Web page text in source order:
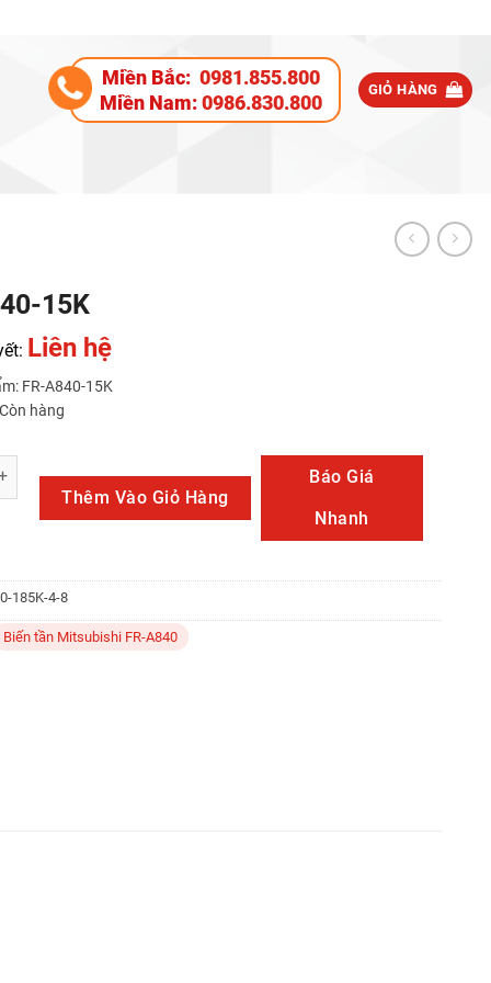
Miền Bắc: 0981.855.800
Miền Nam:0986.830.800
GIỎ HÀNG
15K
Liên hệ
FR-A840-15K
hàng
số lượng
Thêm Vào Giỏ Hàng
Báo Giá
Nhanh
185K-4-8
Biến tần Mitsubishi FR-A840